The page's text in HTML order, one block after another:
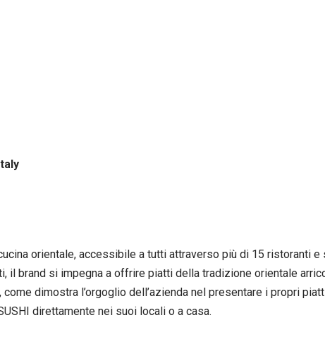
orientale, accessibile a tutti attraverso più di 15 ristoranti
brand si impegna a offrire piatti della tradizione orientale
dimostra l’orgoglio dell’azienda nel presentare i propri
direttamente nei suoi locali o a casa.